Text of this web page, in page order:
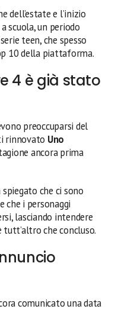
dell’estate e l’inizio
scuola, un periodo
teen, che spesso
10 della piattaforma.
4 è già stato
preoccuparsi del
rinnovato Uno
ancora prima
che ci sono
che i personaggi
lasciando intendere
tutt’altro che concluso.
comunicato una data